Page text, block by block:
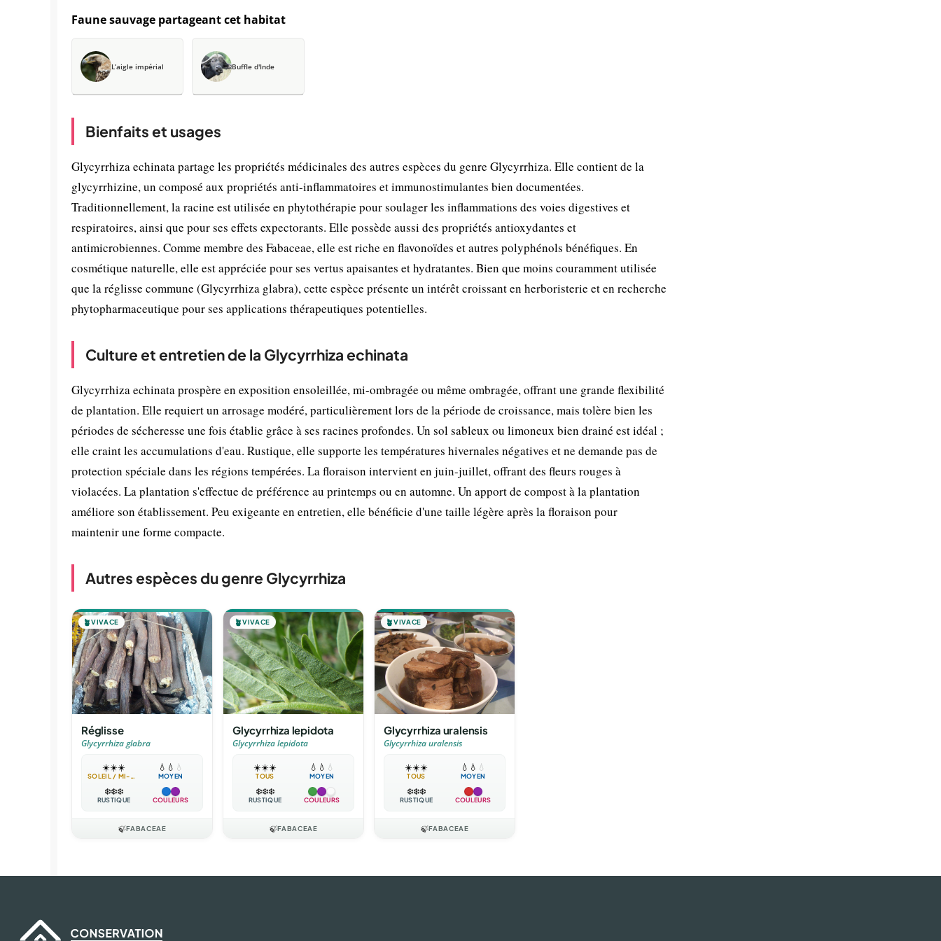
Faune sauvage partageant cet habitat
L’aigle impérial Buffle d'Inde
Bienfaits et usages
Glycyrrhiza echinata partage les propriétés médicinales des autres espèces du genre Glycyrrhiza. Elle contient de la
glycyrrhizine, un composé aux propriétés anti-inflammatoires et immunostimulantes bien documentées.
Traditionnellement, la racine est utilisée en phytothérapie pour soulager les inflammations des voies digestives et
respiratoires, ainsi que pour ses effets expectorants. Elle possède aussi des propriétés antioxydantes et
antimicrobiennes. Comme membre des Fabaceae, elle est riche en flavonoïdes et autres polyphénols bénéfiques. En
cosmétique naturelle, elle est appréciée pour ses vertus apaisantes et hydratantes. Bien que moins couramment utilisée
que la réglisse commune (Glycyrrhiza glabra), cette espèce présente un intérêt croissant en herboristerie et en recherche
phytopharmaceutique pour ses applications thérapeutiques potentielles.
Culture et entretien de la Glycyrrhiza echinata
Glycyrrhiza echinata prospère en exposition ensoleillée, mi-ombragée ou même ombragée, offrant une grande flexibilité
de plantation. Elle requiert un arrosage modéré, particulièrement lors de la période de croissance, mais tolère bien les
périodes de sécheresse une fois établie grâce à ses racines profondes. Un sol sableux ou limoneux bien drainé est idéal ;
elle craint les accumulations d'eau. Rustique, elle supporte les températures hivernales négatives et ne demande pas de
protection spéciale dans les régions tempérées. La floraison intervient en juin-juillet, offrant des fleurs rouges à
violacées. La plantation s'effectue de préférence au printemps ou en automne. Un apport de compost à la plantation
améliore son établissement. Peu exigeante en entretien, elle bénéficie d'une taille légère après la floraison pour
maintenir une forme compacte.
Autres espèces du genre Glycyrrhiza
🪴VIVACE
Réglisse
Glycyrrhiza glabra
☀️☀️☀️
SOLEIL / MI-OMBRE
💧 💧 💧
MOYEN
❄️❄️❄️
RUSTIQUE COULEURS
🍃FABACEAE
🪴VIVACE
Glycyrrhiza lepidota
Glycyrrhiza lepidota
☀️☀️☀️
TOUS
💧 💧 💧
MOYEN
❄️❄️❄️
RUSTIQUE COULEURS
🍃FABACEAE
🪴VIVACE
Glycyrrhiza uralensis
Glycyrrhiza uralensis
☀️☀️☀️
TOUS
💧 💧 💧
MOYEN
❄️❄️❄️
RUSTIQUE COULEURS
🍃FABACEAE